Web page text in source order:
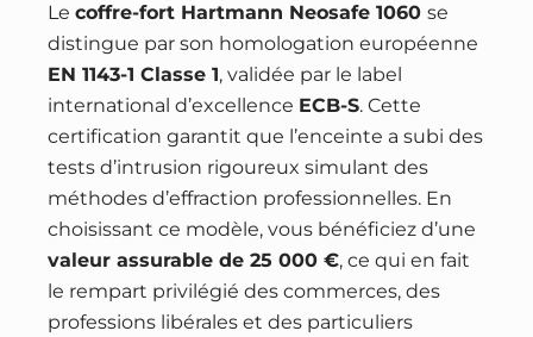
Le coffre-fort Hartmann Neosafe 1060 se
distingue par son homologation européenne
EN 1143-1 Classe 1, validée par le label
international d’excellence ECB-S. Cette
certification garantit que l’enceinte a subi des
tests d’intrusion rigoureux simulant des
méthodes d’effraction professionnelles. En
choisissant ce modèle, vous bénéficiez d’une
valeur assurable de 25 000 €, ce qui en fait
le rempart privilégié des commerces, des
professions libérales et des particuliers